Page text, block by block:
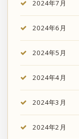
2024年7月
2024年6月
2024年5月
2024年4月
2024年3月
2024年2月